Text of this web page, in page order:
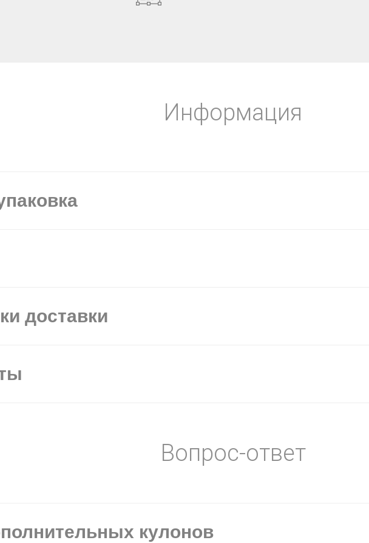
Информация
доставки
Вопрос-ответ
кулонов